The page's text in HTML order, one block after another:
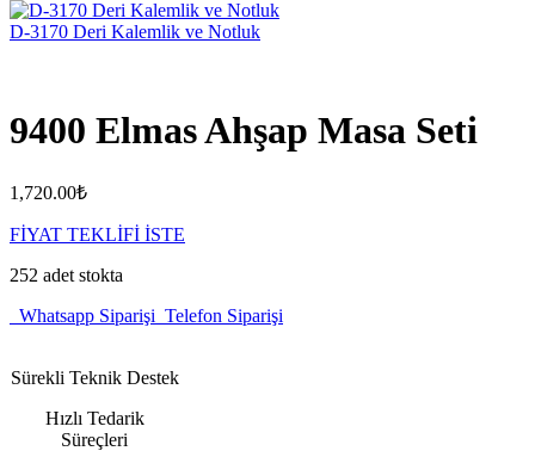
D-3170 Deri Kalemlik ve Notluk
9400 Elmas Ahşap Masa Seti
1,720.00₺
FİYAT TEKLİFİ İSTE
252 adet stokta
Whatsapp Siparişi Telefon Siparişi
Sürekli Teknik Destek
Hızlı Tedarik
Süreçleri